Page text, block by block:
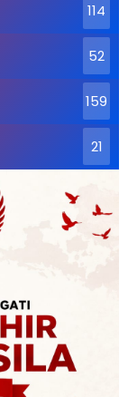
114
52
159
21